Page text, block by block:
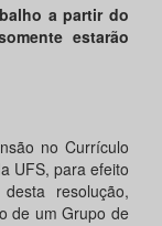
a partir do
estarão
no Currículo
UFS, para efeito
resolução,
de um Grupo de